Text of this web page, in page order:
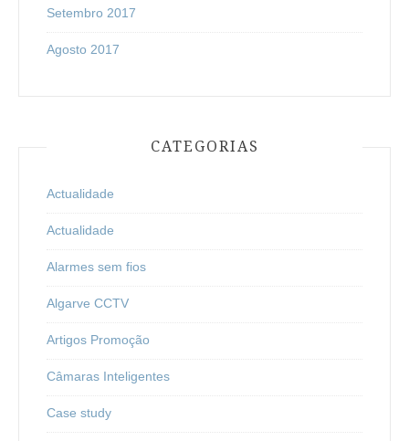
Setembro 2017
Agosto 2017
CATEGORIAS
Actualidade
Actualidade
Alarmes sem fios
Algarve CCTV
Artigos Promoção
Câmaras Inteligentes
Case study